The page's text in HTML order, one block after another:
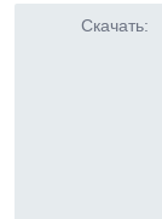
Скачать: